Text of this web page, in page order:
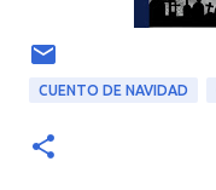
CUENTO DE NAVIDAD